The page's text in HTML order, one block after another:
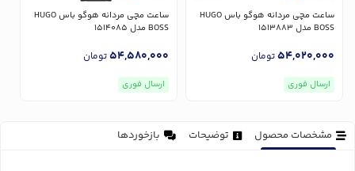
ساعت مچی مردانه هوگو باس HUGO
BOSS مدل 1513883
54,020,000تومان
ارسال فوری
ساعت مچی مردانه هوگو باس HUGO
BOSS مدل 1514085
54,580,000تومان
ارسال فوری
مشخصات محصول توضیحات بازخوردها